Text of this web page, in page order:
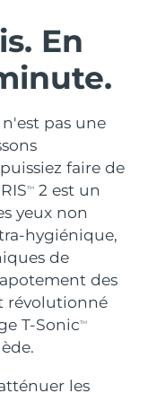
En
pas une
faire de
TM
2 est un
yeux non
hygiénique,
de
des
révolutionné
T-SonicTM
les
the-go
lips
device
light therapy
bucco-dentaire
toothbrush
ÂGE
estimée
estimée8/10/26
estimée
estimée8/12/26
estimée8/14/26
estimée 8/9/26
estimée8/13/26